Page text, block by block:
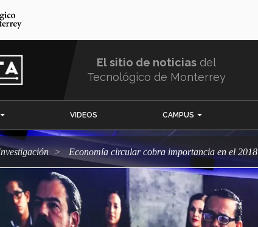
El sitio de noticias del
Tecnológico de Monterrey
VIDEOS CAMPUS
Investigación Economía circular cobra importancia en el 2018